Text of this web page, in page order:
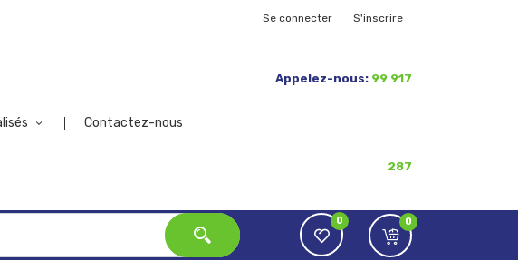
Se connecter S'inscrire
Contactez-nous
Appelez-nous: 99 917
287
0 0